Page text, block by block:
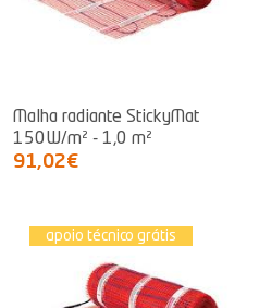
Malha radiante StickyMat
150W/m² - 1,0 m²
91,02€
apoio técnico grátis